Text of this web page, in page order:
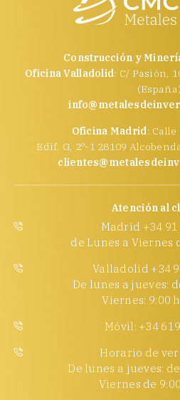
Construcción y
Oficina Valladolid: C/ Pasión,
(España)
Oficina Madrid:
Edif. G, 2º-1 28109
Atención al
Madrid +34 91
de Lunes a Viernes
Valladolid +34
De lunes a jueves:
Viernes: 9:00
Móvil: +34
Horario de
De lunes a jueves:
Viernes de